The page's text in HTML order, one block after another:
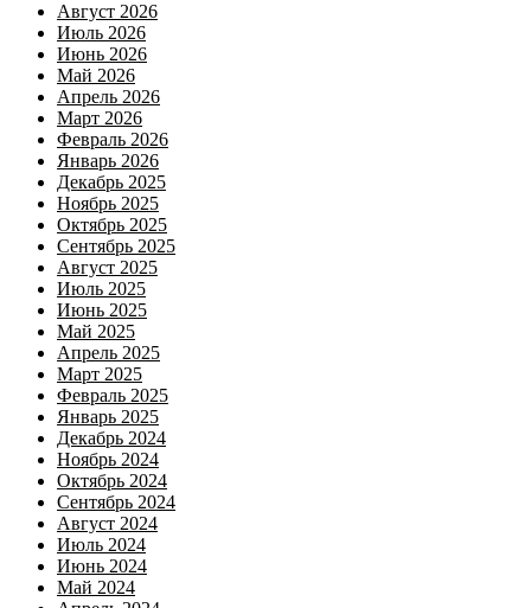
Август 2026
Июль 2026
Июнь 2026
Май 2026
Апрель 2026
Март 2026
Февраль 2026
Январь 2026
Декабрь 2025
Ноябрь 2025
Октябрь 2025
Сентябрь 2025
Август 2025
Июль 2025
Июнь 2025
Май 2025
Апрель 2025
Март 2025
Февраль 2025
Январь 2025
Декабрь 2024
Ноябрь 2024
Октябрь 2024
Сентябрь 2024
Август 2024
Июль 2024
Июнь 2024
Май 2024